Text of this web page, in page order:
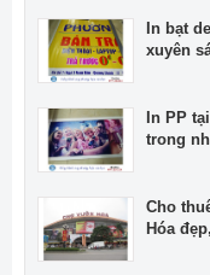
In bạt
xuyên
In PP
trong
Cho
Hóa